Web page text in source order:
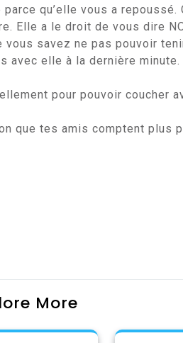
qu’elle vous a repoussé.
Elle a le droit de vous dire
savez ne pas pouvoir
avec elle à la dernière minute.
pour pouvoir coucher
que tes amis comptent plus
More